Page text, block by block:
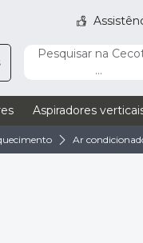
Pesquisar na
...
Aspiradores
Ar